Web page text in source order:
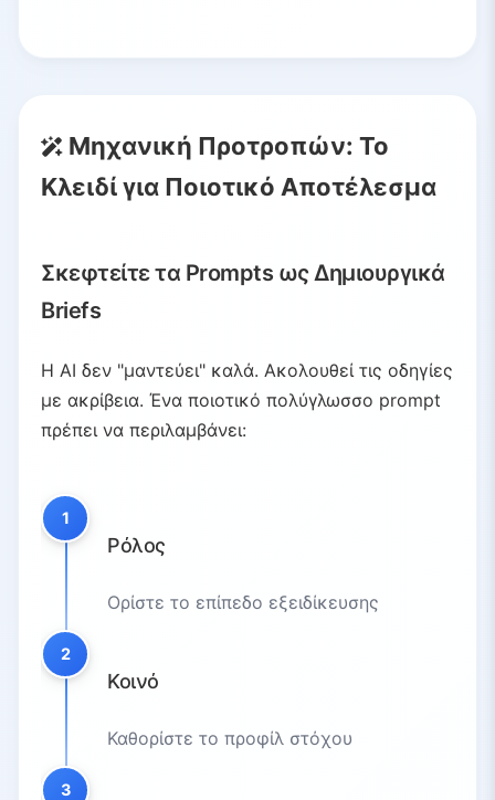
Μηχανική Προτροπών: Το
Κλειδί για Ποιοτικό Αποτέλεσμα
Σκεφτείτε τα Prompts ως Δημιουργικά
Briefs
Η AI δεν "μαντεύει" καλά. Ακολουθεί τις οδηγίες
με ακρίβεια. Ένα ποιοτικό πολύγλωσσο prompt
πρέπει να περιλαμβάνει:
1
Ρόλος
Ορίστε το επίπεδο εξειδίκευσης
2
Κοινό
Καθορίστε το προφίλ στόχου
3